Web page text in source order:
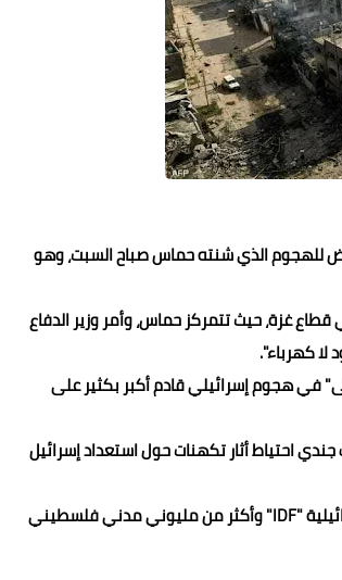
للهجوم الذي شنته حماس صباح السبت، وهو
غزة، حيث تتمركز حماس، وأمر وزير الدفاع
كهرباء".
في هجوم إسرائيلي قادم أكبر بكثير على
تتكتم على خططها المستقبلية في الحرب، فإن استدعاء نحو 300 ألف جندي احتياط أثار تكهنات حول استعداد إسرائيل
و قد حذر الخبراء من أن مثل هذه العملية يمكن أن تكون مكلفة لكل من القوات الإسرائيلية "IDF" وأكثر من مليوني مدني فلسطيني